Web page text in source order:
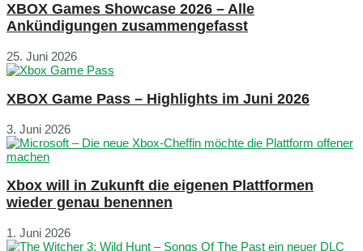
XBOX Games Showcase 2026 – Alle
Ankündigungen zusammengefasst
25. Juni 2026
XBOX Game Pass – Highlights im Juni 2026
3. Juni 2026
Xbox will in Zukunft die eigenen Plattformen
wieder genau benennen
1. Juni 2026